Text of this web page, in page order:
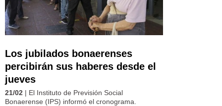
Los jubilados bonaerenses
percibirán sus haberes desde el
jueves
21/02 | El Instituto de Previsión Social
Bonaerense (IPS) informó el cronograma.